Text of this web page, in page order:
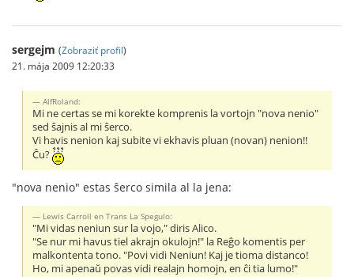
sergejm (Zobraziť profil)
21. mája 2009 12:20:33
AlfRoland:
Mi ne certas se mi korekte komprenis la vortojn "nova nenio"
sed ŝajnis al mi ŝerco.
Vi havis nenion kaj subite vi ekhavis pluan (novan) nenion!!
Ĉu?
"nova nenio" estas ŝerco simila al la jena:
Lewis Carroll en Trans La Spegulo:
"Mi vidas neniun sur la vojo," diris Alico.
"Se nur mi havus tiel akrajn okulojn!" la Reĝo komentis per
malkontenta tono. "Povi vidi Neniun! Kaj je tioma distanco!
Ho, mi apenaŭ povas vidi realajn homojn, en ĉi tia lumo!"